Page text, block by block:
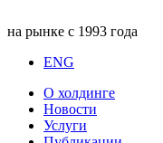
на рынке с 1993 года
ENG
О холдинге
Новости
Услуги